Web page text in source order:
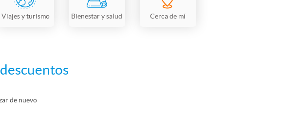
Viajes y turismo Bienestar y salud Cerca de mí
de nuevo